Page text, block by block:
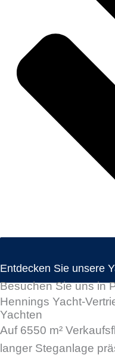
Entdecken Sie unsere
Besuchen Sie uns in
Hennings Yacht-
Yachten
Auf 6550 m²
langer Steganlage